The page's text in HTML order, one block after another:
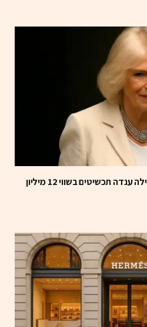
בביקור באיטליה: המלכה קמילה ענדה תכשיטים בשווי 12 מיליון